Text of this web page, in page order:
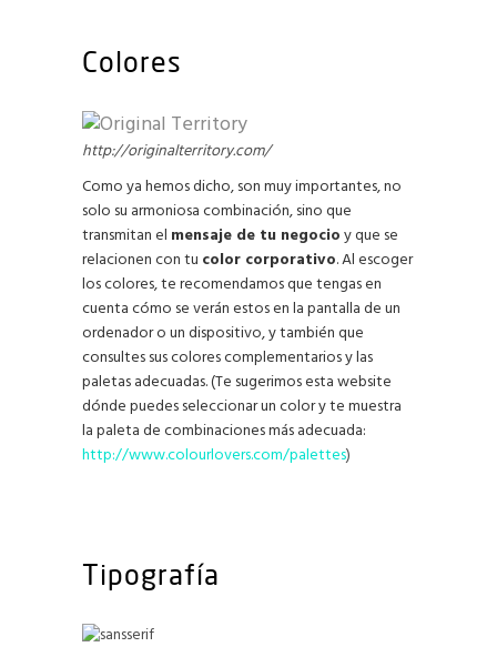
Colores
http://originalterritory.com/
Como ya hemos dicho, son muy importantes, no
solo su armoniosa combinación, sino que
transmitan el mensaje de tu negocioy que se
relacionen con tu color corporativo. Al escoger
los colores, te recomendamos que tengas en
cuenta cómo se verán estos en la pantalla de un
ordenador o un dispositivo, y también que
consultes sus colores complementarios y las
paletas adecuadas. (Te sugerimos esta website
dónde puedes seleccionar un color y te muestra
la paleta de combinaciones más adecuada:
http://www.colourlovers.com/palettes)
Tipografía